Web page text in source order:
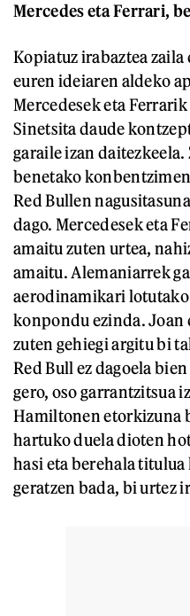
Mercedes eta Ferrari,
Kopiatuz irabaztea zaila
euren ideiaren aldeko
Mercedesek eta
Sinetsita daude
garaile izan
benetako
Red Bullen
dago. Mercedesek eta
amaitu zuten urtea,
amaitu. Alemaniarrek
aerodinamikari
konpondu ezinda. Joan
zuten gehiegi argitu bi
Red Bull ez dagoela
gero, oso garrantzitsua
Hamiltonen etorkizuna
hartuko duela dioten
hasi eta berehala
geratzen bada, bi urtez